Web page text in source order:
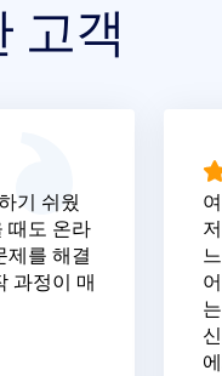
고객
기 쉬웠
때도 온라
제를 해결
과정이 매